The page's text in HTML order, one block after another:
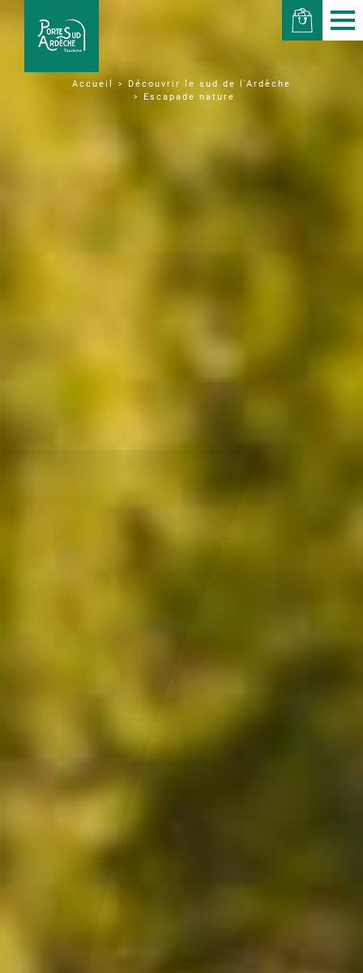
Accueil
Découvrir le sud de l'Ardèche
Escapade nature